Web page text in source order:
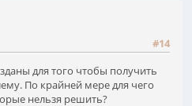
#14
для того чтобы получить
По крайней мере для чего
нельзя решить?